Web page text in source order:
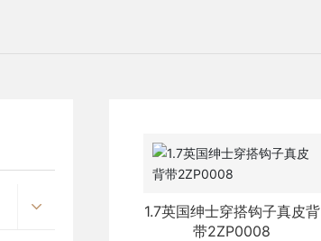
1.7英国绅士穿搭钩子真皮背
带2ZP0008